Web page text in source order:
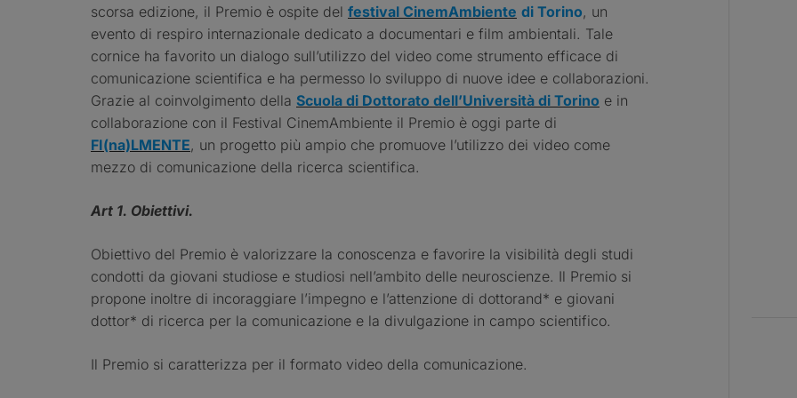
scorsa edizione, il Premio è ospite del festival CinemAmbiente di Torino, un
evento di respiro internazionale dedicato a documentari e film ambientali. Tale
cornice ha favorito un dialogo sull’utilizzo del video come strumento efficace di
comunicazione scientifica e ha permesso lo sviluppo di nuove idee e collaborazioni.
Grazie al coinvolgimento della Scuola di Dottorato dell’Università di Torino e in
collaborazione con il Festival CinemAmbiente il Premio è oggi parte di
FI(na)LMENTE, un progetto più ampio che promuove l’utilizzo dei video come
mezzo di comunicazione della ricerca scientifica.
Art 1. Obiettivi.
Obiettivo del Premio è valorizzare la conoscenza e favorire la visibilità degli studi
condotti da giovani studiose e studiosi nell’ambito delle neuroscienze. Il Premio si
propone inoltre di incoraggiare l’impegno e l’attenzione di dottorand* e giovani
dottor* di ricerca per la comunicazione e la divulgazione in campo scientifico.
Il Premio si caratterizza per il formato video della comunicazione.